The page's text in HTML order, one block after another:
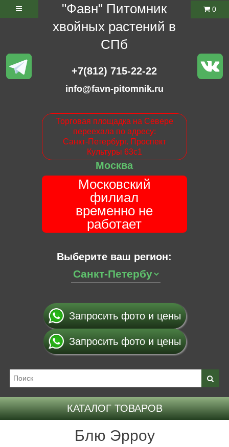
"Фавн" Питомник
хвойных растений в
СПб
+7(812) 715-22-22
info@favn-pitomnik.ru
Торговая площадка на Севере
переехала по адресу:
Санкт-Петербург. Проспект
Культуры 63с1
Москва
Московский
филиал
временно не
работает
Выберите ваш регион:
0
Запросить фото и цены
Запросить фото и цены
КАТАЛОГ ТОВАРОВ
Блю Эрроу